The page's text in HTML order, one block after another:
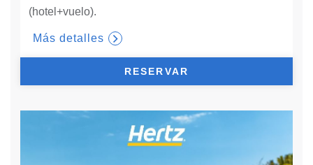
(hotel+vuelo).
Más detalles
RESERVAR